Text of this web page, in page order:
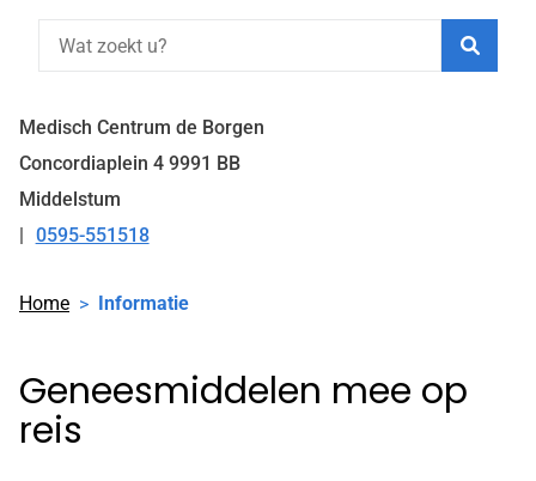
Medisch Centrum de Borgen
Concordiaplein 4 9991 BB
Middelstum
Tel:
0595-551518
Home Informatie
Geneesmiddelen mee op
reis